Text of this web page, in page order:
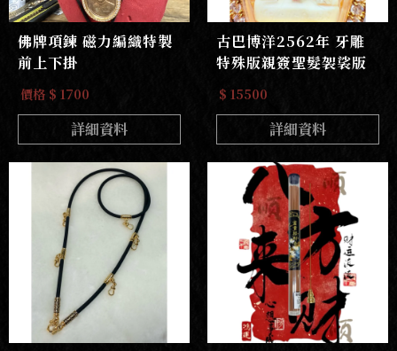
佛牌項鍊 磁力編織特製
前上下掛
價格 $ 1700
詳細資料
古巴博洋2562年 牙雕
特殊版親簽聖髮袈裟版
$ 15500
詳細資料